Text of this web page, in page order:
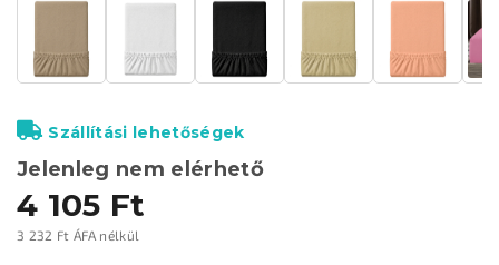
4 105 Ft
3 232 Ft ÁFA nélkül
Jelenleg nem elérhető
Szállítási lehetőségek